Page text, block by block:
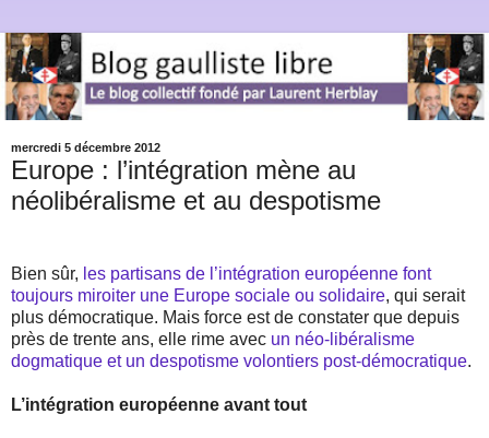
mercredi 5 décembre 2012
Europe : l’intégration mène au
néolibéralisme et au despotisme
Bien sûr, les partisans de l’intégration européenne font
toujours miroiter une Europe sociale ou solidaire, qui serait
plus démocratique. Mais force est de constater que depuis
près de trente ans, elle rime avec un néo-libéralisme
dogmatique et un despotisme volontiers post-démocratique.
L’intégration européenne avant tout